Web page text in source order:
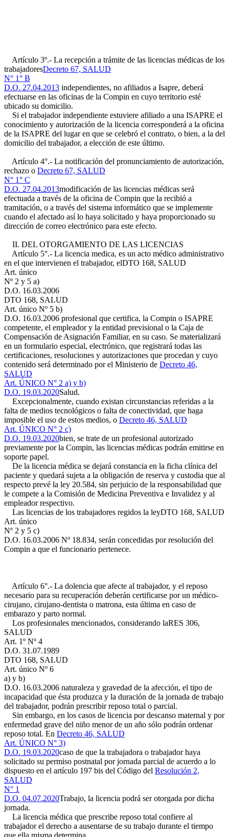
Artículo 3º.- La recepción a trámite de las licencias médicas de los
trabajadoresDecreto 67, SALUD
N° 1° B
D.O. 27.04.2013 independientes, no afiliados a Isapre, deberá
efectuarse en las oficinas de la Compin en cuyo territorio esté
ubicado su domicilio.
Si el trabajador independiente estuviere afiliado a una ISAPRE el
conocimiento y autorización de la licencia corresponderá a la oficina
de la ISAPRE del lugar en que se celebró el contrato, o bien, a la del
domicilio del trabajador, a elección de este último.
Artículo 4°.- La notificación del pronunciamiento de autorización,
rechazo o Decreto 67, SALUD
N° 1° C
D.O. 27.04.2013modificación de las licencias médicas será
efectuada a través de la oficina de Compin que la recibió a
tramitación, o a través del sistema informático que se implemente
cuando el afectado así lo haya solicitado y haya proporcionado su
dirección de correo electrónico para este efecto.
II. DEL OTORGAMIENTO DE LAS LICENCIAS
Artículo 5°.- La licencia medica, es un acto médico administrativo
en el que intervienen el trabajador, elDTO 168, SALUD
Art. único
Nº 2 y 5 a)
D.O. 16.03.2006
DTO 168, SALUD
Art. único Nº 5 b)
D.O. 16.03.2006 profesional que certifica, la Compin o ISAPRE
competente, el empleador y la entidad previsional o la Caja de
Compensación de Asignación Familiar, en su caso. Se materializará
en un formulario especial, electrónico, que registrará todas las
certificaciones, resoluciones y autorizaciones que procedan y cuyo
contenido será determinado por el Ministerio de Decreto 46,
SALUD
Art. ÚNICO N° 2 a) y b)
D.O. 19.03.2020Salud.
Excepcionalmente, cuando existan circunstancias referidas a la
falta de medios tecnológicos o falta de conectividad, que haga
imposible el uso de estos medios, o Decreto 46, SALUD
Art. ÚNICO N° 2 c)
D.O. 19.03.2020bien, se trate de un profesional autorizado
previamente por la Compin, las licencias médicas podrán emitirse en
soporte papel.
De la licencia médica se dejará constancia en la ficha clínica del
paciente y quedará sujeta a la obligación de reserva y custodia que al
respecto prevé la ley 20.584, sin perjuicio de la responsabilidad que
le compete a la Comisión de Medicina Preventiva e Invalidez y al
empleador respectivo.
Las licencias de los trabajadores regidos la leyDTO 168, SALUD
Art. único
Nº 2 y 5 c)
D.O. 16.03.2006 Nº 18.834, serán concedidas por resolución del
Compin a que el funcionario pertenece.
Artículo 6°.- La dolencia que afecte al trabajador, y el reposo
necesario para su recuperación deberán certificarse por un médico-
cirujano, cirujano-dentista o matrona, esta última en caso de
embarazo y parto normal.
Los profesionales mencionados, considerando laRES 306,
SALUD
Art. 1º Nº 4
D.O. 31.07.1989
DTO 168, SALUD
Art. único Nº 6
a) y b)
D.O. 16.03.2006 naturaleza y gravedad de la afección, el tipo de
incapacidad que ésta produzca y la duración de la jornada de trabajo
del trabajador, podrán prescribir reposo total o parcial.
Sin embargo, en los casos de licencia por descanso maternal y por
enfermedad grave del niño menor de un año sólo podrán ordenar
reposo total. En Decreto 46, SALUD
Art. ÚNICO N° 3)
D.O. 19.03.2020caso de que la trabajadora o trabajador haya
solicitado su permiso postnatal por jornada parcial de acuerdo a lo
dispuesto en el artículo 197 bis del Código del Resolución 2,
SALUD
N° 1
D.O. 04.07.2020Trabajo, la licencia podrá ser otorgada por dicha
jornada.
La licencia médica que prescribe reposo total confiere al
trabajador el derecho a ausentarse de su trabajo durante el tiempo
que ella misma determina.